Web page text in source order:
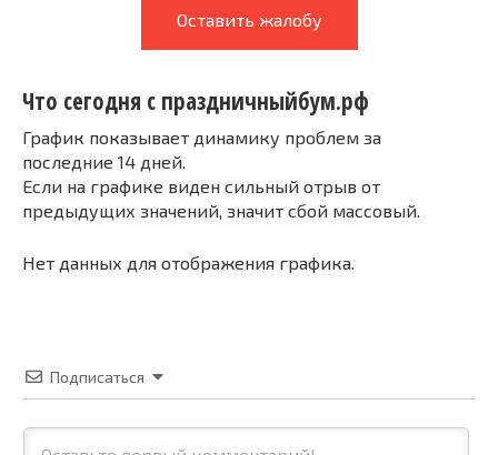
Оставить жалобу
Что сегодня с праздничныйбум.рф
График показывает динамику проблем за
последние 14 дней.
Если на графике виден сильный отрыв от
предыдущих значений, значит сбой массовый.
Нет данных для отображения графика.
Подписаться